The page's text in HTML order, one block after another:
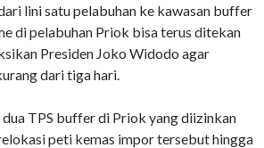
lini satu pelabuhan ke kawasan buffer
di pelabuhan Priok bisa terus ditekan
Presiden Joko Widodo agar
dari tiga hari.
dua TPS buffer di Priok yang diizinkan
peti kemas impor tersebut hingga